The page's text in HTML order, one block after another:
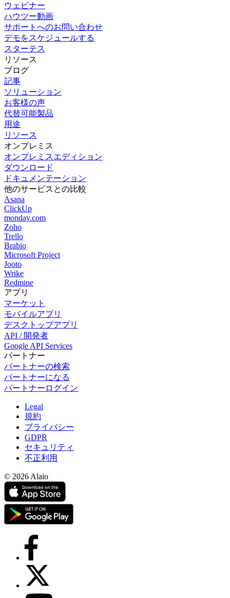
ウェビナー
ハウツー動画
サポートへのお問い合わせ
デモをスケジュールする
スターテス
リソース
ブログ
記事
ソリューション
お客様の声
代替可能製品
用途
リソース
オンプレミス
オンプレミスエディション
ダウンロード
ドキュメンテーション
他のサービスとの比較
Asana
ClickUp
monday.com
Zoho
Trello
Brabio
Microsoft Project
Jooto
Wrike
Redmine
アプリ
マーケット
モバイルアプリ
デスクトップアプリ
API / 開発者
Google API Services
パートナー
パートナーの検索
パートナーになる
パートナーログイン
Legal
規約
プライバシー
GDPR
セキュリティ
不正利用
© 2026 Alaio